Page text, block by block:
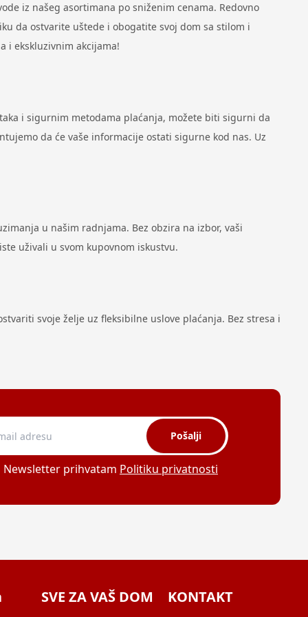
iz našeg asortimana po sniženim cenama. Redovno
da ostvarite uštede i obogatite svoj dom sa stilom i
i ekskluzivnim akcijama!
i sigurnim metodama plaćanja, možete biti sigurni da
da će vaše informacije ostati sigurne kod nas. Uz
u našim radnjama. Bez obzira na izbor, vaši
uživali u svom kupovnom iskustvu.
svoje želje uz fleksibilne uslove plaćanja. Bez stresa i
Pošalji
Newsletter prihvatam Politiku privatnosti
SVE ZA VAŠ DOM KONTAKT